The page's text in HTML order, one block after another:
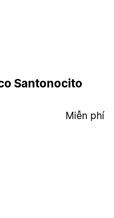
Santonocito
Miễn phí